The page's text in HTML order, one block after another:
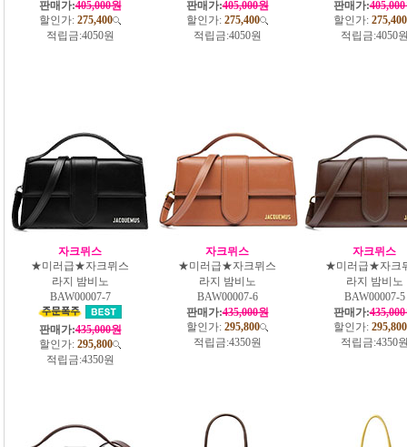
판매가:405,000원
할인가: 275,400
적립금:4050원
판매가:405,000원
할인가: 275,400
적립금:4050원
판매가:
할인가: 275,400
적립금:4050
자크뮈스
★미러급★자크뮈스
라지 밤비노
BAW00007-7
판매가:435,000원
할인가: 295,800
적립금:4350원
자크뮈스
★미러급★자크뮈스
라지 밤비노
BAW00007-6
판매가:435,000원
할인가: 295,800
적립금:4350원
자크뮈스
★미러급★자크
라지 밤비노
BAW00007-5
판매가:
할인가: 295,800
적립금:4350